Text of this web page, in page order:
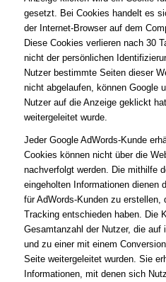
gesetzt. Bei Cookies handelt es
der Internet-Browser auf dem
Diese Cookies verlieren nach 30
nicht der persönlichen
Nutzer bestimmte Seiten dieser
nicht abgelaufen, können Google
Nutzer auf die Anzeige geklickt
weitergeleitet wurde.
Jeder Google AdWords-Kunde
Cookies können nicht über die
nachverfolgt werden. Die mithilfe
eingeholten Informationen dienen
für AdWords-Kunden zu erstellen,
Tracking entschieden haben. Die
Gesamtanzahl der Nutzer, die auf
und zu einer mit einem
Seite weitergeleitet wurden. Sie
Informationen, mit denen sich